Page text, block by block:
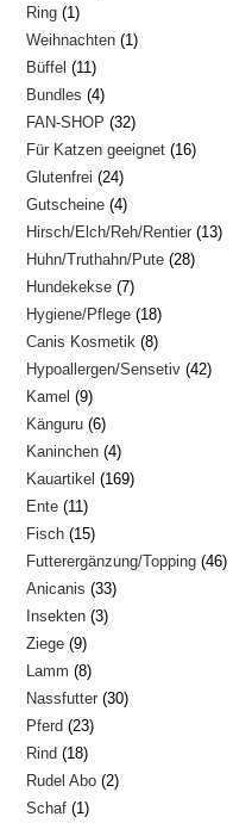
Ring 11
Produkt
Weihnachten 11
Büffel 1111
Produkte
Bundles 44
Produkte
FAN-SHOP 3232
Produkte
Für Katzen geeignet 1616
Glutenfrei 2424
Produkte
Gutscheine 44
Produkte
Hirsch/Elch/Reh/Rentier 1313
Huhn/Truthahn/Pute 2828
Hundekekse 77
Produkte
Hygiene/Pflege 1818
Produkte
Canis Kosmetik 88
Produkte
Hypoallergen/Sensetiv 4242
Kamel 99
Produkte
Känguru 66
Produkte
Kaninchen 44
Produkte
Kauartikel 169169
Ente 1111
Produkte
Fisch 1515
Produkte
Futterergänzung/Topping 4646
Anicanis 3333
Insekten 33
Ziege 99
Produkte
Lamm 88
Produkte
Nassfutter 3030
Pferd 2323
Rind 1818
Produkte
Rudel Abo 22
Schaf 11